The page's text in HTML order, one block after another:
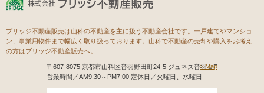
ブリッジ不動産販売は山科の不動産を主に扱う不動産会社です。一戸建てやマンショ
ン、事業用物件まで幅広く取り扱っております。山科で不動産の売却や購入をお考え
の方はブリッジ不動産販売へ。
Map
〒607-8075 京都市山科区音羽野田町24-5 ジュネス音羽１F
営業時間／AM9:30～PM7:00 定休日／火曜日、水曜日